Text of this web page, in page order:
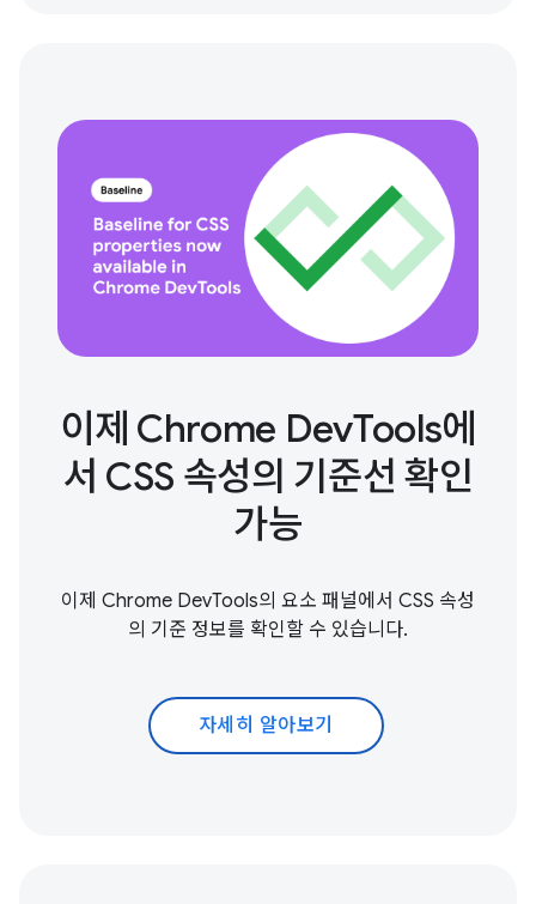
이제 Chrome DevTools에
서 CSS 속성의 기준선 확인
가능
이제 Chrome DevTools의 요소 패널에서 CSS 속성
의 기준 정보를 확인할 수 있습니다.
자세히 알아보기